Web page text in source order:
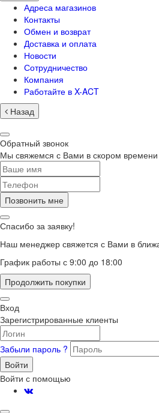
Адреса магазинов
Контакты
Обмен и возврат
Доставка и оплата
Новости
Сотрудничество
Компания
Работайте в X-ACT
Назад
Обратный звонок
Мы свяжемся с Вами в скором времени
Позвонить мне
Спасибо за заявку!
Наш менеджер свяжется с Вами в
График работы с 9:00 до 18:00
Продолжить покупки
Вход
Зарегистрированные клиенты
Забыли пароль ?
Войти
Войти с помощью